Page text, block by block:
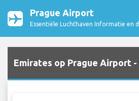
Prague Airport
Essentiële Luchthaven Informatie en
Emirates op Prague Airport -